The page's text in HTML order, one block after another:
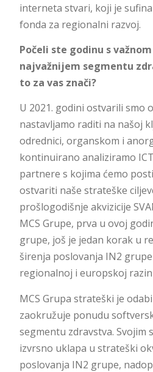
interneta stvari, koji je
fonda za regionalni razvoj.
Počeli ste godinu s
najvažnijem segmentu
to za vas znači?
U 2021. godini ostvarili smo
nastavljamo raditi na našoj
odrednici, organskom i
kontinuirano analiziramo
partnere s kojima ćemo
ostvariti naše strateške
prošlogodišnje akvizicije
MCS Grupe, prva u ovoj
grupe, još je jedan korak u
širenja poslovanja IN2
regionalnoj i europskoj
MCS Grupa strateški je
zaokružuje ponudu
segmentu zdravstva. Svojim
izvrsno uklapa u strateški
poslovanja IN2 grupe,